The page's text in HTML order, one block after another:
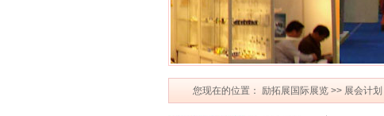
您现在的位置： 励拓展国际展览 >> 展会计划